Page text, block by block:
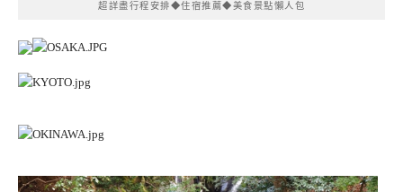
超詳盡行程安排◆住宿推薦◆美食景點懶人包